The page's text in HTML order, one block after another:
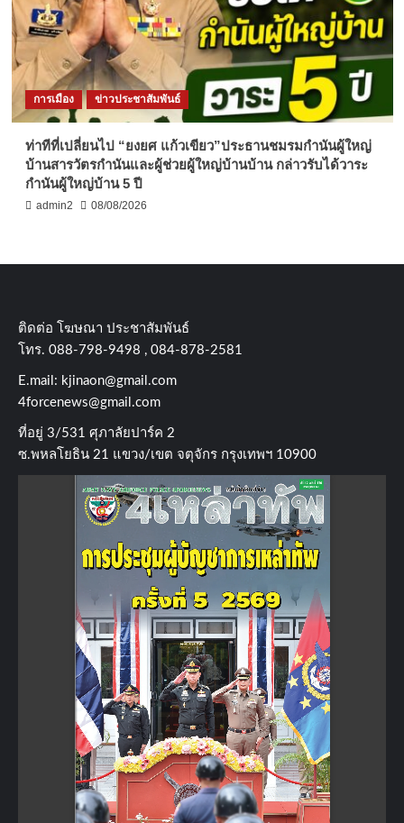
การเมือง ข่าวประชาสัมพันธ์
ท่าทีที่เปลี่ยนไป “ยงยศ แก้วเขียว”ประธานชมรมกำนันผู้ใหญ่
บ้านสารวัตรกำนันและผู้ช่วยผู้ใหญ่บ้านบ้าน กล่าวรับได้วาระ
กำนันผู้ใหญ่บ้าน 5 ปี
admin2 08/08/2026
ติดต่อ​ โฆษณา​ ประชาสัมพันธ์
โทร​. 088-798-9498 , 084-878-2581
E.mail: kjinaon@gmail.com
4forcenews@gmail.com
ที่อยู่​ 3/531​ ศุภาลัยปาร์ค​ 2
ซ.พหลโยธิน​ 21​ แขวง/เขต​ จตุจักร​ กรุงเทพฯ 10900